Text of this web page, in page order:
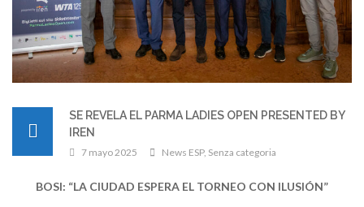
SE REVELA EL PARMA LADIES OPEN PRESENTED BY
IREN
7 mayo 2025 News ESP, Senza categoria
BOSI: “LA CIUDAD ESPERA EL TORNEO CON ILUSIÓN”